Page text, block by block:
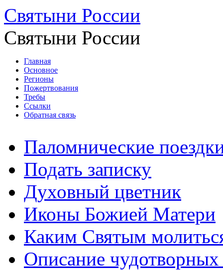
Святыни России
Святыни России
Главная
Основное
Регионы
Пожертвования
Требы
Ссылки
Обратная связь
Паломнические
Подать записку
Духовный цветник
Иконы Божией Матери
Каким Святым
Описание